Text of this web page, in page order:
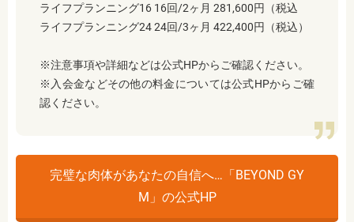
ライフプランニング16 16回/2ヶ月 281,600円（税込
ライフプランニング24 24回/3ヶ月 422,400円（税込）
※注意事項や詳細などは公式HPからご確認ください。
※入会金などその他の料金については公式HPからご確
認ください。
完璧な肉体があなたの自信へ…「BEYOND GY
M」の公式HP